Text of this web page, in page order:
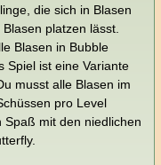
die sich in Blasen
platzen lässt.
Blasen in Bubble
Spiel ist eine Variante
musst alle Blasen im
pro Level
mit den niedlichen